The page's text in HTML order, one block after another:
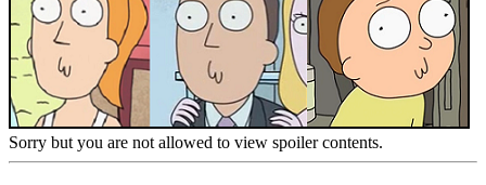
Sorry but you are not allowed to view spoiler contents.